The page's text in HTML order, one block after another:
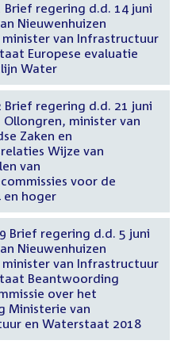
Brief regering d.d. 14 juni
Nieuwenhuizen
van Infrastructuur
Europese evaluatie
Water
Brief regering d.d. 21 juni
Ollongren, minister van
Zaken en
Wijze van
van
voor de
en hoger
Brief regering d.d. 5 juni
Nieuwenhuizen
van Infrastructuur
Beantwoording
over het
Ministerie van
en Waterstaat 2018